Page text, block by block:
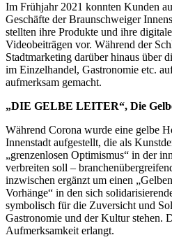
Im Frühjahr 2021 konnten Kunden
Geschäfte der Braunschweiger
stellten ihre Produkte und ihre
Videobeiträgen vor. Während der
Stadtmarketing darüber hinaus über
im Einzelhandel, Gastronomie etc.
aufmerksam gemacht.
„DIE GELBE LEITER“, Die
Während Corona wurde eine gelbe
Innenstadt aufgestellt, die als
„grenzenlosen Optimismus“ in der
verbreiten soll –
inzwischen ergänzt um einen
Vorhänge“ in den sich
symbolisch für die Zuversicht und
Gastronomie und der Kultur stehen.
Aufmerksamkeit erlangt.